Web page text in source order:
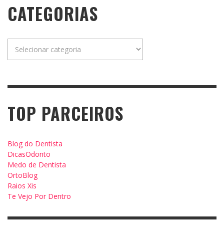
CATEGORIAS
TOP PARCEIROS
Blog do Dentista
DicasOdonto
Medo de Dentista
OrtoBlog
Raios Xis
Te Vejo Por Dentro